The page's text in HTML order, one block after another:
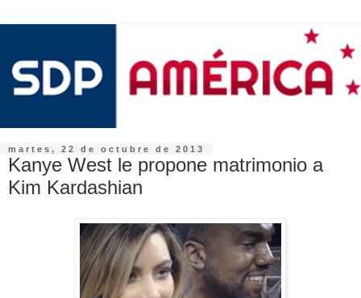
martes, 22 de octubre de 2013
Kanye West le propone matrimonio a
Kim Kardashian